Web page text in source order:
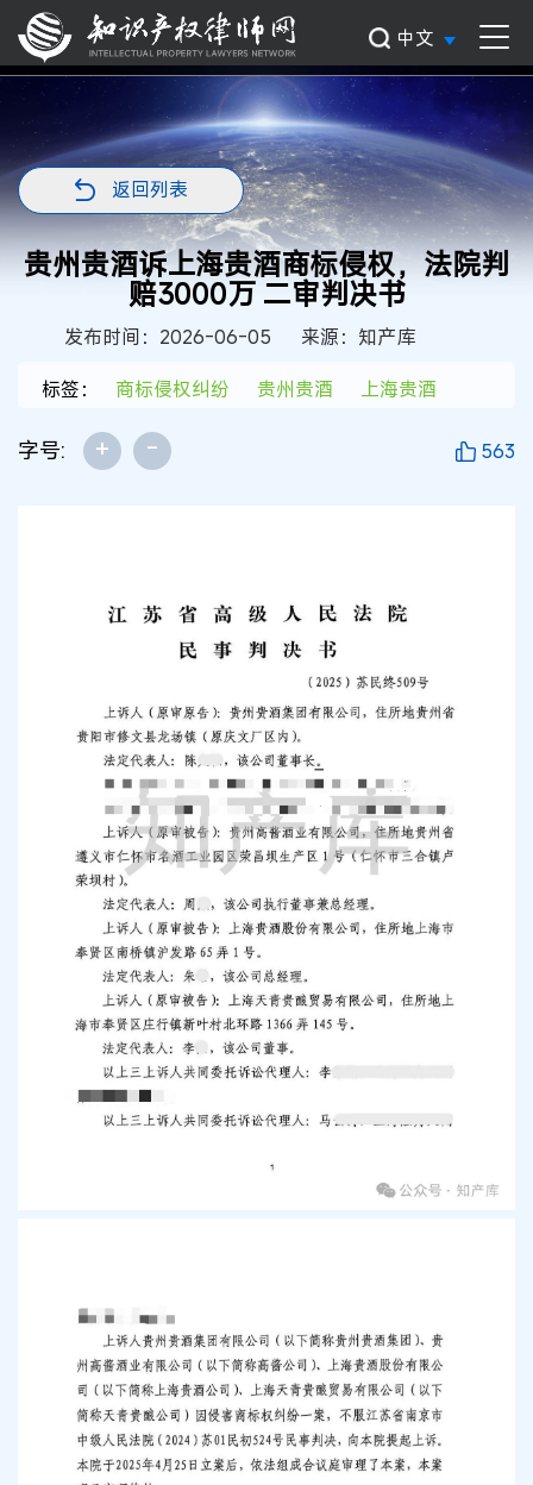
中文
返回列表
贵州贵酒诉上海贵酒商标侵权，法院判
赔3000万 二审判决书
发布时间：2026-06-05
来源：知产库
标签：
商标侵权纠纷 贵州贵酒 上海贵酒
字号: + - 563